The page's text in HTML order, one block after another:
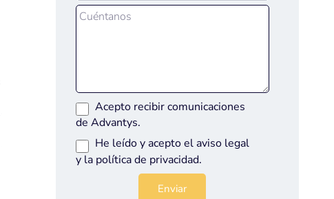
Acepto recibir comunicaciones
de Advantys.
He leído y acepto el aviso legal
y la política de privacidad.